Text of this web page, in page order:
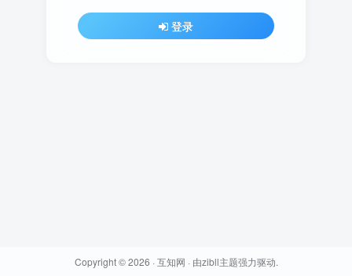
登录
Copyright © 2026 · 互知网 · 由zibll主题强力驱动.